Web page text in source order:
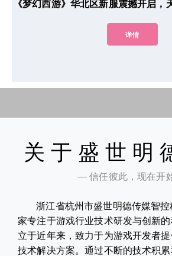
《梦幻西游》华北区新服震撼开启，
详情
关于盛世明
— 信任彼此，现在开
浙江省杭州市盛世明德传媒智
家专注于游戏行业技术研发与创新
立于近年来，致力于为游戏开发者
技术解决方案。通过不断的技术积